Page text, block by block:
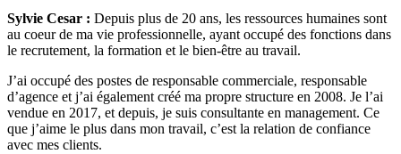
Sylvie Cesar : Depuis plus de 20 ans, les ressources humaines sont
au coeur de ma vie professionnelle, ayant occupé des fonctions dans
le recrutement, la formation et le bien-être au travail.
J’ai occupé des postes de responsable commerciale, responsable
d’agence et j’ai également créé ma propre structure en 2008. Je l’ai
vendue en 2017, et depuis, je suis consultante en management. Ce
que j’aime le plus dans mon travail, c’est la relation de confiance
avec mes clients.